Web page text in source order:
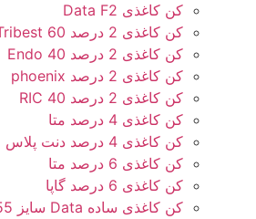
کن کاغذی Data F2
کن کاغذی 2 درصد 60 Tribest
کن کاغذی 2 درصد 40 Endo
کن کاغذی 2 درصد phoenix
کن کاغذی 2 درصد 40 RIC
کن کاغذی 4 درصد متا
کن کاغذی 4 درصد دنت پلاس
کن کاغذی 6 درصد متا
کن کاغذی 6 درصد گاپا
کن کاغذی ساده Data سایز 55